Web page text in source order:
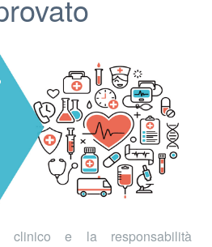
e la responsabilità